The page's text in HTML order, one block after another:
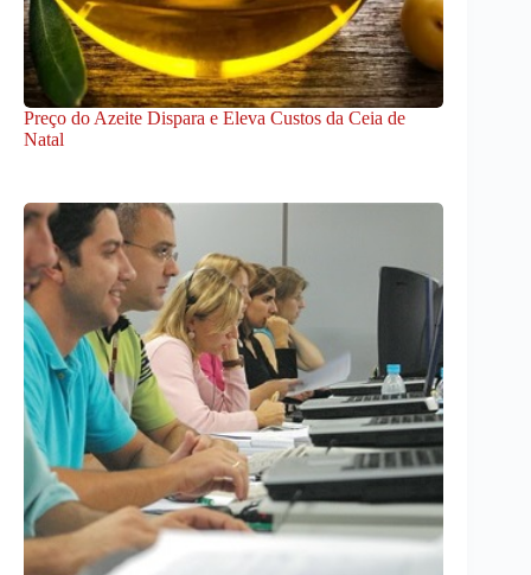
Preço do Azeite Dispara e Eleva Custos da Ceia de
Natal